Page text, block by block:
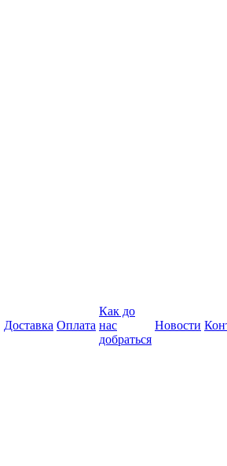
Доставка Оплата
Как до
нас
добраться
Новости